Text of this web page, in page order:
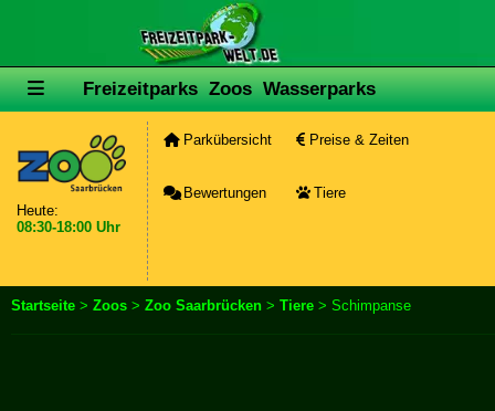
Freizeitparks Zoos Wasserparks
Heute:
08:30-18:00 Uhr
Parkübersicht Preise & Zeiten
Bewertungen Tiere
Startseite > Zoos > Zoo Saarbrücken > Tiere > Schimpanse